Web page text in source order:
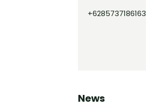
+6285737186163
News